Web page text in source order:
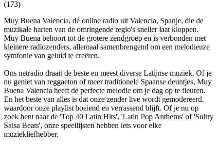
(173)
Muy Buena Valencia, dé online radio uit Valencia, Spanje, die de
muzikale harten van de omringende regio's sneller laat kloppen.
Muy Buena behoort tot de grotere zendgroep en is verbonden met
kleinere radiozenders, allemaal samenbrengend om een melodieuze
symfonie van geluid te creëren.
Ons netradio draait de beste en meest diverse Latijnse muziek. Of je
nu geniet van reggaeton of meer traditionele Spaanse deuntjes, Muy
Buena Valencia heeft de perfecte melodie om je dag op te fleuren.
En het beste van alles is dat onze zender live wordt gemodereerd,
waardoor onze playlist boeiend en verrassend blijft. Of je nu op
zoek bent naar de 'Top 40 Latin Hits', 'Latin Pop Anthems' of 'Sultry
Salsa Beats', onze speellijsten hebben iets voor elke
muziekliefhebber.